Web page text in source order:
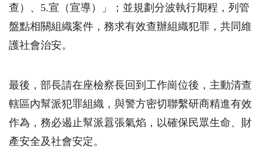
查）、 5.宣（宣導）」；並規劃分波執行期程，列管
盤點相關組織案件，務求有效查辦組織犯罪，共同維
護社會治安。
最後，部長請在座檢察長回到工作崗位後，主動清查
轄區內幫派犯罪組織，與警方密切聯繫研商精進有效
作為，務必遏止幫派囂張氣焰，以確保民眾生命、財
產安全及社會安定。